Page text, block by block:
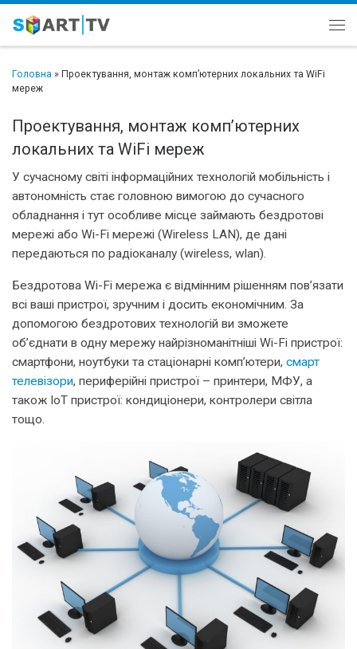
Перейти до вмісту
Головна » Проектування, монтаж комп’ютерних локальних та WiFi
мереж
Проектування, монтаж комп’ютерних
локальних та WiFi мереж
У сучасному світі інформаційних технологій мобільність і
автономність стає головною вимогою до сучасного
обладнання і тут особливе місце займають бездротові
мережі або Wi-Fi мережі (Wireless LAN), де дані
передаються по радіоканалу (wireless, wlan).
Бездротова Wi-Fi мережа є відмінним рішенням пов’язати
всі ваші пристрої, зручним і досить економічним. За
допомогою бездротових технологій ви зможете
об’єднати в одну мережу найрізноманітніші Wi-Fi пристрої:
смартфони, ноутбуки та стаціонарні комп’ютери, смарт
телевізори, периферійні пристрої – принтери, МФУ, а
також IoT пристрої: кондиціонери, контролери світла
тощо.